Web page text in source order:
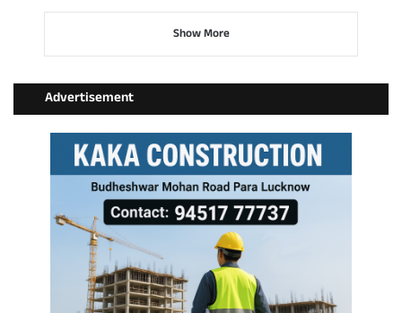
Show More
Advertisement